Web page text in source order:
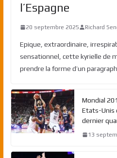
l’Espagne
20 septembre 2025 Richard
Epique, extraordinaire,
sensationnel, cette kyrielle de
prendre la forme d’un
Mondial
Etats-Unis
dernier
13